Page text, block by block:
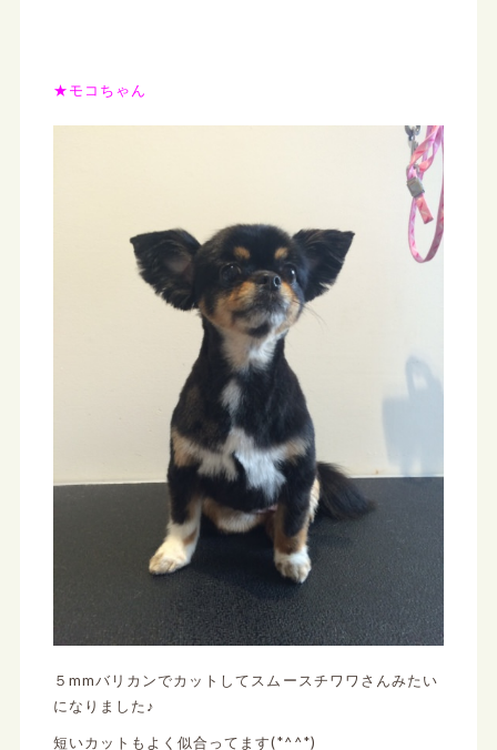
★モコちゃん
５mmバリカンでカットしてスムースチワワさんみたい
になりました♪
短いカットもよく似合ってます(*^^*)